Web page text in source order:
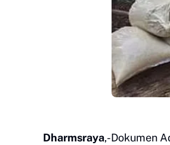
Dharmsraya,-Dokumen